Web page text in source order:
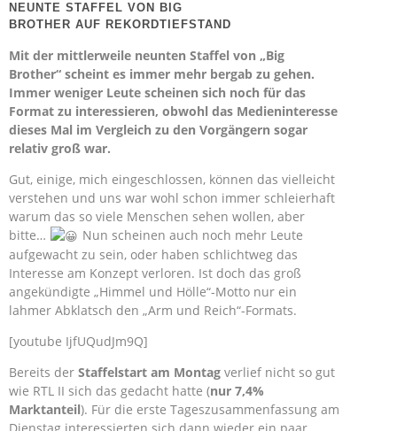
NEUNTE STAFFEL VON BIG
BROTHER AUF REKORDTIEFSTAND
Mit der mittlerweile neunten Staffel von „Big
Brother“ scheint es immer mehr bergab zu gehen.
Immer weniger Leute scheinen sich noch für das
Format zu interessieren, obwohl das Medieninteresse
dieses Mal im Vergleich zu den Vorgängern sogar
relativ groß war.
Gut, einige, mich eingeschlossen, können das vielleicht
verstehen und uns war wohl schon immer schleierhaft
warum das so viele Menschen sehen wollen, aber
bitte…
Nun scheinen auch noch mehr Leute
aufgewacht zu sein, oder haben schlichtweg das
Interesse am Konzept verloren. Ist doch das groß
angekündigte „Himmel und Hölle“-Motto nur ein
lahmer Abklatsch den „Arm und Reich“-Formats.
[youtube IjfUQudJm9Q]
Bereits der Staffelstart am Montag verlief nicht so gut
wie RTL II sich das gedacht hatte (nur 7,4%
Marktanteil). Für die erste Tageszusammenfassung am